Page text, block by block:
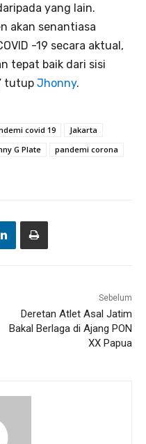
yang lain.
akan senantiasa
-19 secara aktual,
tepat baik dari sisi
tutup Jhonny.
covid 19
Jakarta
G Plate
pandemi corona
Sebelum
Deretan Atlet Asal Jatim
Bakal Berlaga di Ajang PON
XX Papua